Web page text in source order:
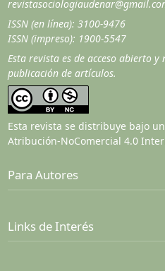
ISSN (en línea): 3100-9476
ISSN (impreso): 1900-5547
Esta revista es de acceso abierto
publicación de artículos.
Esta revista se distribuye bajo
Atribución-NoComercial 4.0
Para Autores
Links de Interés